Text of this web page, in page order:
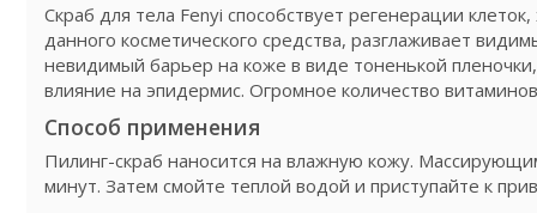
Скраб для тела Fenyi способствует регенерации
данного косметического средства, разглаживает
невидимый барьер на коже в виде тоненькой
влияние на эпидермис. Огромное количество
Способ применения
Пилинг-скраб наносится на влажную кожу.
минут. Затем смойте теплой водой и приступайте к